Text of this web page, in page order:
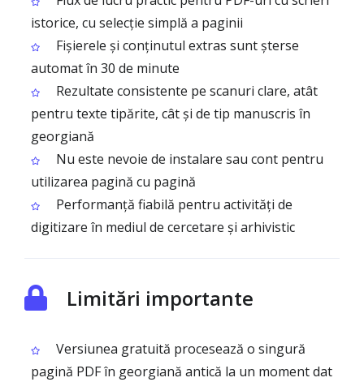
istorice, cu selecție simplă a paginii
Fișierele și conținutul extras sunt șterse
automat în 30 de minute
Rezultate consistente pe scanuri clare, atât
pentru texte tipărite, cât și de tip manuscris în
georgiană
Nu este nevoie de instalare sau cont pentru
utilizarea pagină cu pagină
Performanță fiabilă pentru activități de
digitizare în mediul de cercetare și arhivistic
Limitări importante
Versiunea gratuită procesează o singură
pagină PDF în georgiană antică la un moment dat